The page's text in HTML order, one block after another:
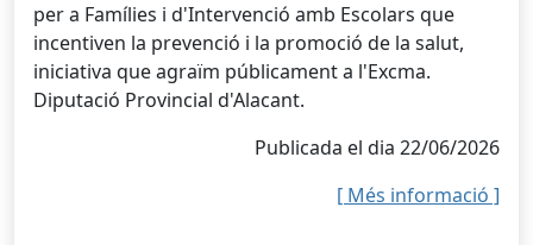
per a Famílies i d'Intervenció amb Escolars que
incentiven la prevenció i la promoció de la salut,
iniciativa que agraïm públicament a l'Excma.
Diputació Provincial d'Alacant.
Publicada el dia 22/06/2026
[ Més informació ]